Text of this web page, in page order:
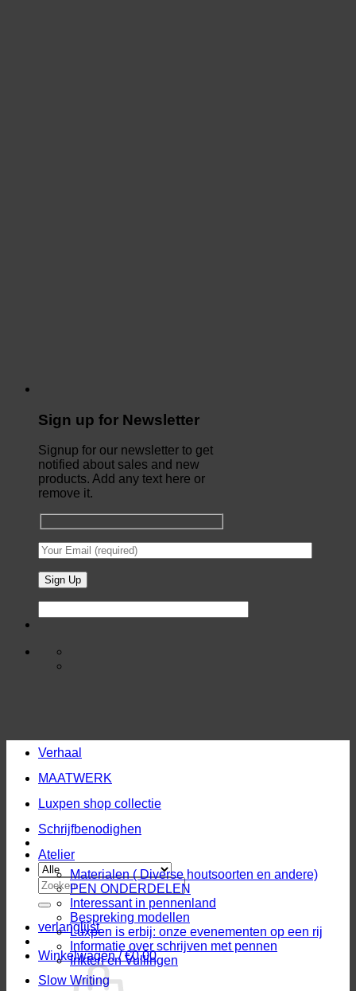
Sign up for Newsletter
Signup for our newsletter to get
notified about sales and new
products. Add any text here or
remove it.
Zoeken
naar:
verlanglijst
Winkelwagen /€0,00
Verhaal
MAATWERK
Luxpen shop collectie
Schrijfbenodighen
Atelier
Materialen ( Diverse houtsoorten en andere)
PEN ONDERDELEN
Interessant in pennenland
Bespreking modellen
Luxpen is erbij: onze evenementen op een rij
Informatie over schrijven met pennen
Inkten en Vullingen
Slow Writing